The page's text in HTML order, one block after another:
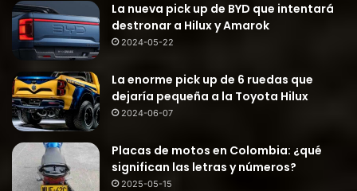
La nueva pick up de BYD que intentará
destronar a Hilux y Amarok
2024-05-22
La enorme pick up de 6 ruedas que
dejaría pequeña a la Toyota Hilux
2024-06-07
Placas de motos en Colombia: ¿qué
significan las letras y números?
2025-05-15